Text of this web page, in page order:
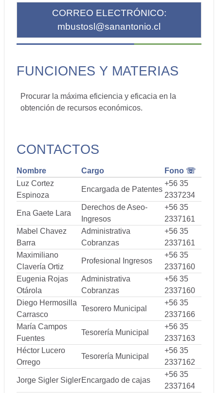
CORREO ELECTRÓNICO:
mbustosl@sanantonio.cl
FUNCIONES Y MATERIAS
Procurar la máxima eficiencia y eficacia en la
obtención de recursos económicos.
CONTACTOS
Nombre Cargo
Fono ☏
Luz Cortez
Espinoza
Encargada de Patentes
+56 35
2337234
Ena Gaete Lara
Derechos de Aseo-
Ingresos
+56 35
2337161
Mabel Chavez
Barra
Administrativa
Cobranzas
+56 35
2337161
Maximiliano
Clavería Ortiz
Profesional Ingresos
+56 35
2337160
Eugenia Rojas
Otárola
Administrativa
Cobranzas
+56 35
2337160
Diego Hermosilla
Carrasco
Tesorero Municipal
+56 35
2337166
María Campos
Fuentes
Tesorería Municipal
+56 35
2337163
Héctor Lucero
Orrego
Tesorería Municipal
+56 35
2337162
Jorge Sigler SiglerEncargado de cajas
+56 35
2337164